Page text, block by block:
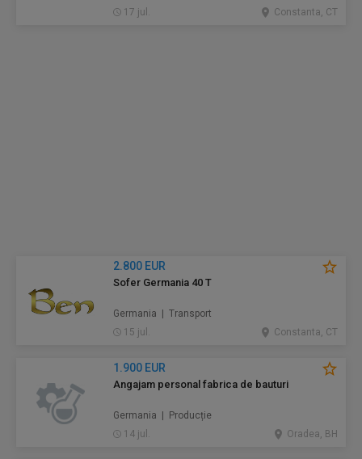
17 jul.
Constanta, CT
2.800 EUR
Sofer Germania 40 T
Germania | Transport
15 jul.
Constanta, CT
1.900 EUR
Angajam personal fabrica de bauturi
Germania | Producție
14 jul.
Oradea, BH